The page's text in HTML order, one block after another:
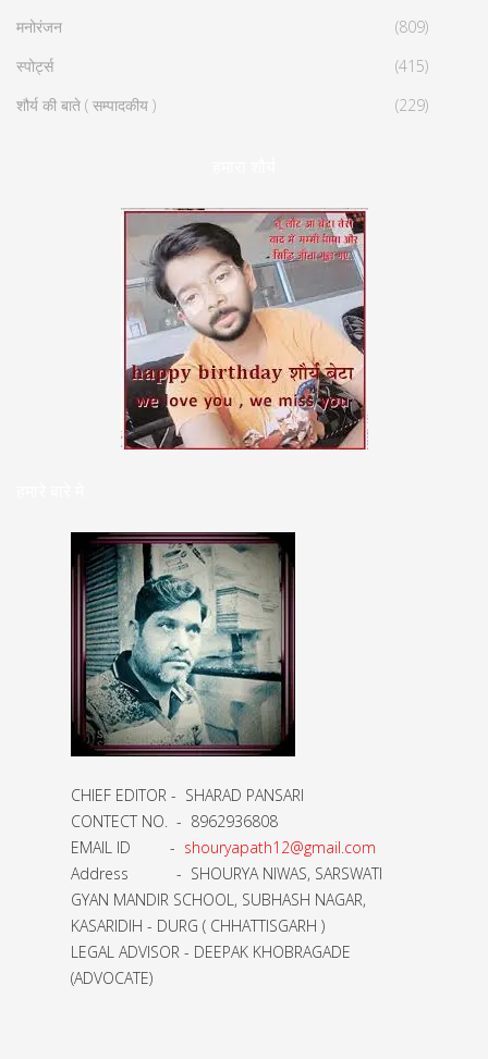
मनोरंजन
(809)
स्पोर्ट्स
(415)
शौर्य की बाते ( सम्पादकीय )
(229)
CHIEF EDITOR - SHARAD PANSARI
CONTECT NO. - 8962936808
EMAIL ID - shouryapath12@gmail.com
Address - SHOURYA NIWAS, SARSWATI
GYAN MANDIR SCHOOL, SUBHASH NAGAR,
KASARIDIH - DURG ( CHHATTISGARH )
LEGAL ADVISOR - DEEPAK KHOBRAGADE
(ADVOCATE)